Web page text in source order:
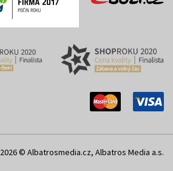
2026 © Albatrosmedia.cz, Albatros Media a.s.